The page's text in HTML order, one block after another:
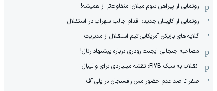
رونمایی از پیراهن سوم میلان: متفاوت‌تر از همیشه!
رونمایی از کاپیتان جدید؛ اقدام جالب سهراب در استقلال
گلایه های بازیکن آمریکایی تیم استقلال از مدیریت
مصاحبه جنجالی ایجنت رودری درباره پیشنهاد رئال!
انقلاب به سبک FIVB: نقشه میلیاردی برای والیبال
صفر تا صد عدم حضور مس رفسنجان در پلی آف